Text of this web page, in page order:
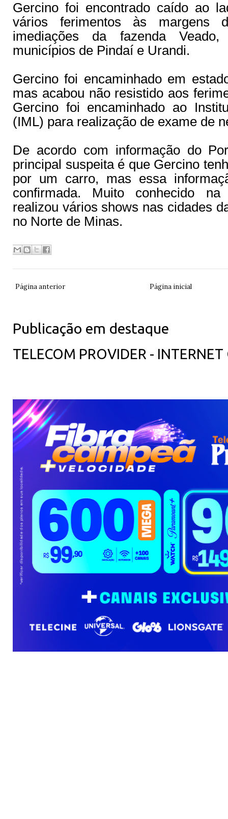
Gercino foi encontrado caído ao
vários ferimentos às margens
imediações da fazenda
municípios de Pindaí e Urandi.
Gercino foi encaminhado em
mas acabou não resistido aos
Gercino foi encaminhado ao
(IML) para realização de exame de
De acordo com informação do
principal suspeita é que Gercino
por um carro, mas essa
confirmada. Muito conhecido na
realizou vários shows nas cidades
no Norte de Minas.
Página anterior Página inicial
Publicação em destaque
TELECOM PROVIDER -